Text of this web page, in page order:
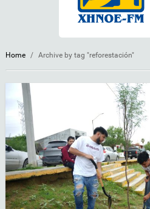
Home / Archive by tag "reforestación"